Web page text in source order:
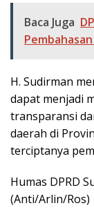
Baca Juga
H. Sudirman
dapat menjadi
transparansi
daerah di
terciptanya
Humas DPRD
(Anti/Arlin/Ros)